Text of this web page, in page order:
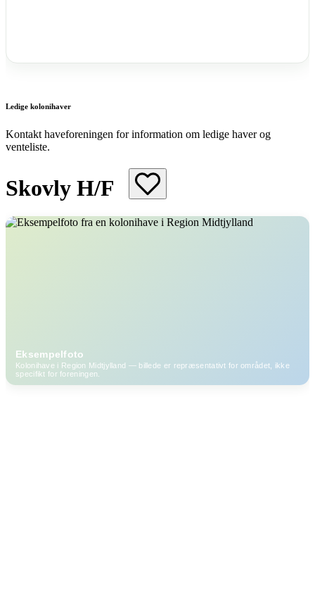
Ledige kolonihaver
Kontakt haveforeningen for information om ledige haver og
venteliste.
Skovly H/F
Eksempelfoto
Kolonihave i Region Midtjylland — billede er repræsentativt for området, ikke
specifikt for foreningen.